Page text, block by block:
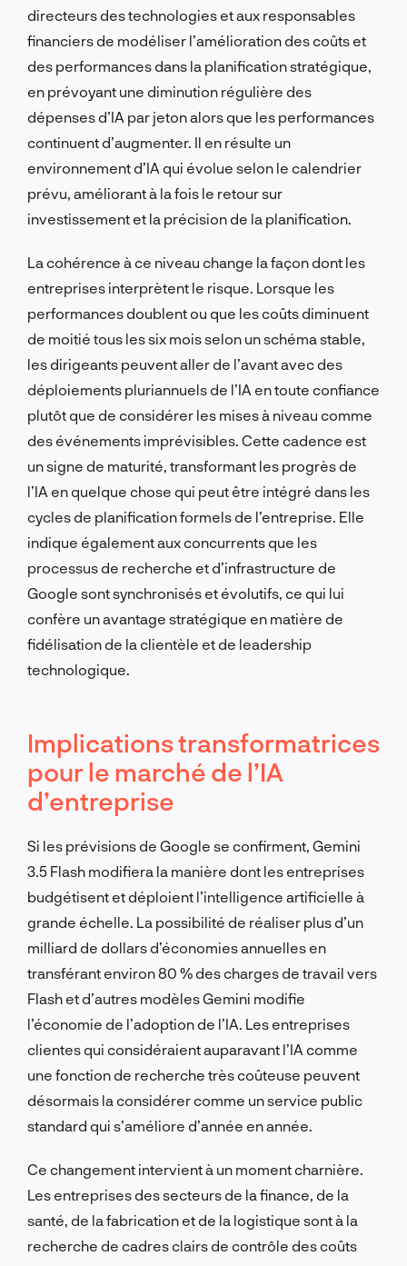
directeurs des technologies et aux responsables
financiers de modéliser l’amélioration des coûts et
des performances dans la planification stratégique,
en prévoyant une diminution régulière des
dépenses d’IA par jeton alors que les performances
continuent d’augmenter. Il en résulte un
environnement d’IA qui évolue selon le calendrier
prévu, améliorant à la fois le retour sur
investissement et la précision de la planification.
La cohérence à ce niveau change la façon dont les
entreprises interprètent le risque. Lorsque les
performances doublent ou que les coûts diminuent
de moitié tous les six mois selon un schéma stable,
les dirigeants peuvent aller de l’avant avec des
déploiements pluriannuels de l’IA en toute confiance
plutôt que de considérer les mises à niveau comme
des événements imprévisibles. Cette cadence est
un signe de maturité, transformant les progrès de
l’IA en quelque chose qui peut être intégré dans les
cycles de planification formels de l’entreprise. Elle
indique également aux concurrents que les
processus de recherche et d’infrastructure de
Google sont synchronisés et évolutifs, ce qui lui
confère un avantage stratégique en matière de
fidélisation de la clientèle et de leadership
technologique.
Implications transformatrices
pour le marché de l’IA
d’entreprise
Si les prévisions de Google se confirment, Gemini
3.5 Flash modifiera la manière dont les entreprises
budgétisent et déploient l’intelligence artificielle à
grande échelle. La possibilité de réaliser plus d’un
milliard de dollars d’économies annuelles en
transférant environ 80 % des charges de travail vers
Flash et d’autres modèles Gemini modifie
l’économie de l’adoption de l’IA. Les entreprises
clientes qui considéraient auparavant l’IA comme
une fonction de recherche très coûteuse peuvent
désormais la considérer comme un service public
standard qui s’améliore d’année en année.
Ce changement intervient à un moment charnière.
Les entreprises des secteurs de la finance, de la
santé, de la fabrication et de la logistique sont à la
recherche de cadres clairs de contrôle des coûts